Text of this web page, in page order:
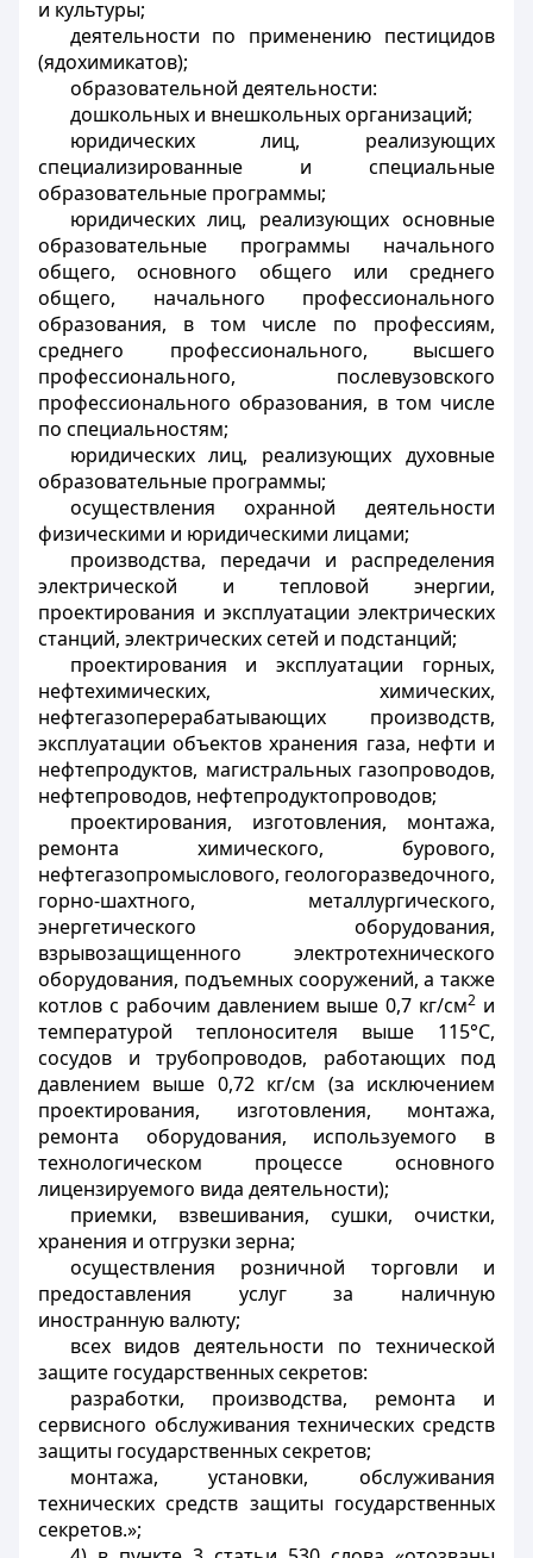
и культуры;
деятельности по применению пестицидов
(ядохимикатов);
образовательной деятельности:
дошкольных и внешкольных организаций;
юридических лиц, реализующих
специализированные и специальные
образовательные программы;
юридических лиц, реализующих основные
образовательные программы начального
общего, основного общего или среднего
общего, начального профессионального
образования, в том числе по профессиям,
среднего профессионального, высшего
профессионального, послевузовского
профессионального образования, в том числе
по специальностям;
юридических лиц, реализующих духовные
образовательные программы;
осуществления охранной деятельности
физическими и юридическими лицами;
производства, передачи и распределения
электрической и тепловой энергии,
проектирования и эксплуатации электрических
станций, электрических сетей и подстанций;
проектирования и эксплуатации горных,
нефтехимических, химических,
нефтегазоперерабатывающих производств,
эксплуатации объектов хранения газа, нефти и
нефтепродуктов, магистральных газопроводов,
нефтепроводов, нефтепродуктопроводов;
проектирования, изготовления, монтажа,
ремонта химического, бурового,
нефтегазопромыслового, геологоразведочного,
горно-шахтного, металлургического,
энергетического оборудования,
взрывозащищенного электротехнического
оборудования, подъемных сооружений, а также
котлов с рабочим давлением выше 0,7 кг/см2 и
температурой теплоносителя выше 115°С,
сосудов и трубопроводов, работающих под
давлением выше 0,72 кг/см (за исключением
проектирования, изготовления, монтажа,
ремонта оборудования, используемого в
технологическом процессе основного
лицензируемого вида деятельности);
приемки, взвешивания, сушки, очистки,
хранения и отгрузки зерна;
осуществления розничной торговли и
предоставления услуг за наличную
иностранную валюту;
всех видов деятельности по технической
защите государственных секретов:
разработки, производства, ремонта и
сервисного обслуживания технических средств
защиты государственных секретов;
монтажа, установки, обслуживания
технических средств защиты государственных
секретов.»;